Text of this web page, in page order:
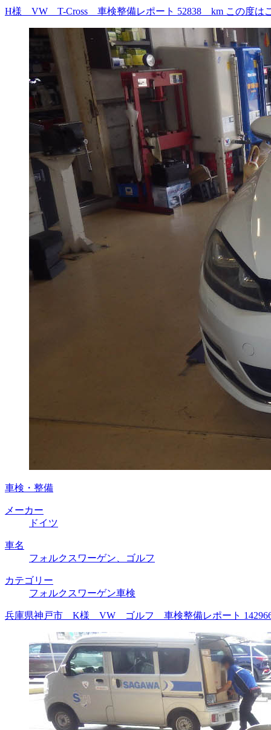
H様 VW T-Cross 車検整備レポート 52838 km この度はご
車検・整備
メーカー
ドイツ
車名
フォルクスワーゲン、ゴルフ
カテゴリー
フォルクスワーゲン車検
兵庫県神戸市 K様 VW ゴルフ 車検整備レポート 142966